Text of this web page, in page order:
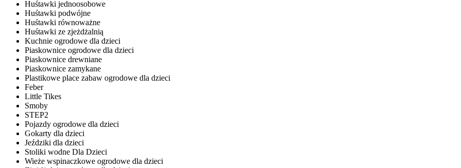
Huśtawki jednoosobowe
Huśtawki podwójne
Huśtawki równoważne
Huśtawki ze zjeżdżalnią
Kuchnie ogrodowe dla dzieci
Piaskownice ogrodowe dla dzieci
Piaskownice drewniane
Piaskownice zamykane
Plastikowe place zabaw ogrodowe dla dzieci
Feber
Little Tikes
Smoby
STEP2
Pojazdy ogrodowe dla dzieci
Gokarty dla dzieci
Jeździki dla dzieci
Stoliki wodne Dla Dzieci
Wieże wspinaczkowe ogrodowe dla dzieci